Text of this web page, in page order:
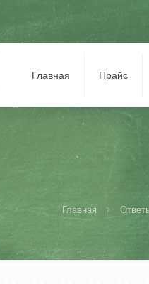
Главная Прайс
Главная